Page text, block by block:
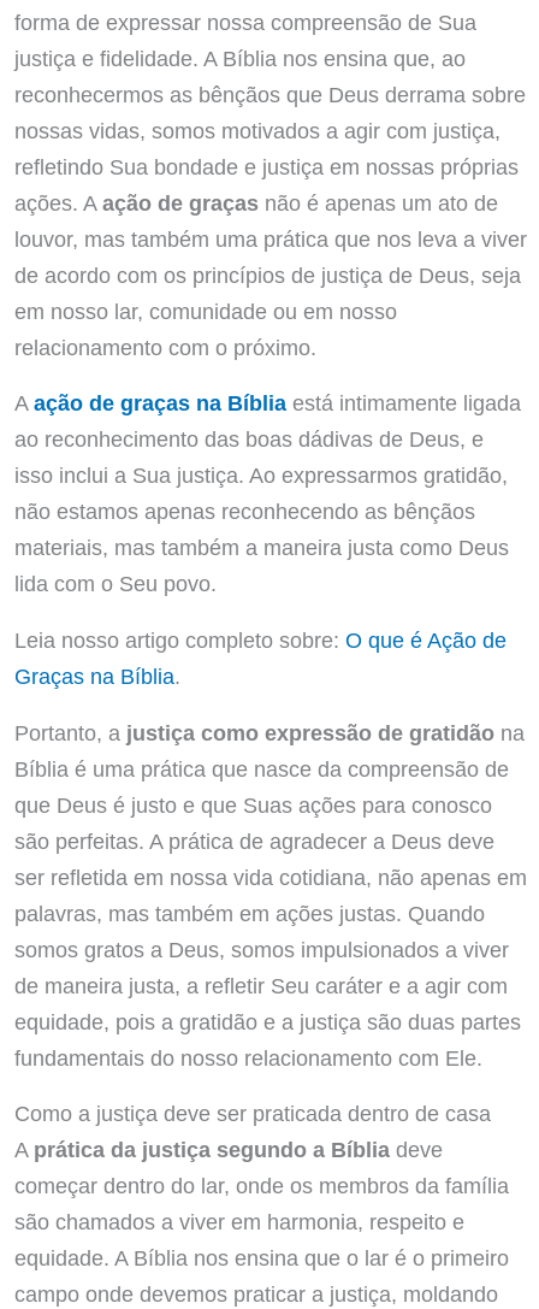
forma de expressar nossa compreensão de Sua
justiça e fidelidade. A Bíblia nos ensina que, ao
reconhecermos as bênçãos que Deus derrama sobre
nossas vidas, somos motivados a agir com justiça,
refletindo Sua bondade e justiça em nossas próprias
ações. Aação de graçasnão é apenas um ato de
louvor, mas também uma prática que nos leva a viver
de acordo com os princípios de justiça de Deus, seja
em nosso lar, comunidade ou em nosso
relacionamento com o próximo.
Aação de graças na Bíbliaestá intimamente ligada
ao reconhecimento das boas dádivas de Deus, e
isso inclui a Sua justiça. Ao expressarmos gratidão,
não estamos apenas reconhecendo as bênçãos
materiais, mas também a maneira justa como Deus
lida com o Seu povo.
Leia nosso artigo completo sobre: O que é Ação de
Graças na Bíblia.
Portanto, a justiça como expressão de gratidãona
Bíblia é uma prática que nasce da compreensão de
que Deus é justo e que Suas ações para conosco
são perfeitas. A prática de agradecer a Deus deve
ser refletida em nossa vida cotidiana, não apenas em
palavras, mas também em ações justas. Quando
somos gratos a Deus, somos impulsionados a viver
de maneira justa, a refletir Seu caráter e a agir com
equidade, pois a gratidão e a justiça são duas partes
fundamentais do nosso relacionamento com Ele.
Como a justiça deve ser praticada dentro de casa
A prática da justiça segundo a Bíbliadeve
começar dentro do lar, onde os membros da família
são chamados a viver em harmonia, respeito e
equidade. A Bíblia nos ensina que o lar é o primeiro
campo onde devemos praticar a justiça, moldando